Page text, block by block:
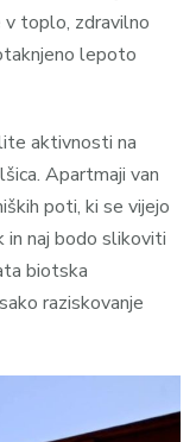
toplo, zdravilno
lepoto
aktivnosti na
Apartmaji van
poti, ki se vijejo
in naj bodo slikoviti
biotska
raziskovanje